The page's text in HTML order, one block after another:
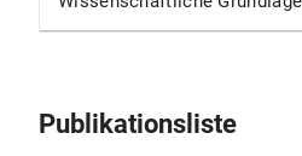
Publikationsliste